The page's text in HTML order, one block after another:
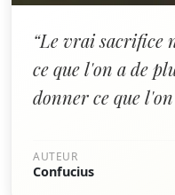
“Le vrai sacrifice
ce que l'on a de
donner ce que
AUTEUR
Confucius